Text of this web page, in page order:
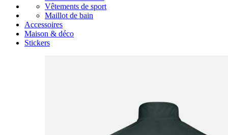
Vêtements de sport
Maillot de bain
Accessoires
Maison & déco
Stickers